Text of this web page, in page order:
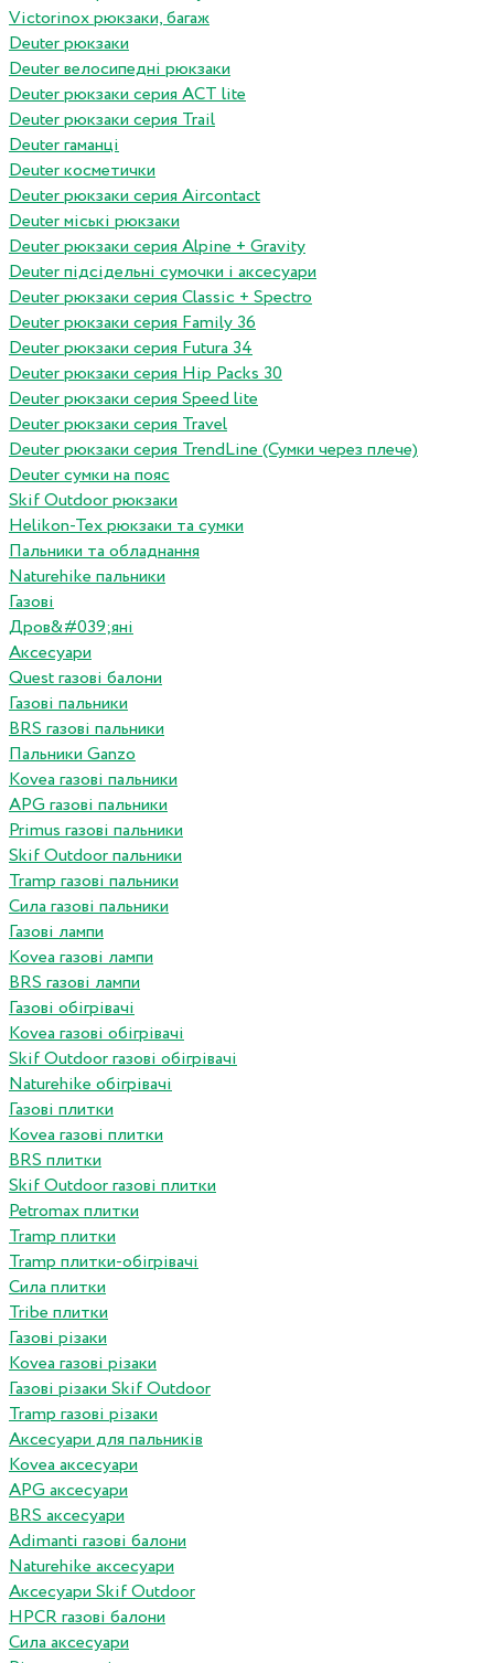
Victorinox рюкзаки, багаж
Deuter рюкзаки
Deuter велосипедні рюкзаки
Deuter рюкзаки серия ACT lite
Deuter рюкзаки серия Trail
Deuter гаманці
Deuter косметички
Deuter рюкзаки серия Aircontact
Deuter міські рюкзаки
Deuter рюкзаки серия Alpine + Gravity
Deuter підсідельні сумочки і аксесуари
Deuter рюкзаки серия Classic + Spectro
Deuter рюкзаки серия Family 36
Deuter рюкзаки серия Futura 34
Deuter рюкзаки серия Hip Packs 30
Deuter рюкзаки серия Speed lite
Deuter рюкзаки серия Travel
Deuter рюкзаки серия TrendLine (Сумки через плече)
Deuter сумки на пояс
Skif Outdoor рюкзаки
Helikon-Tex рюкзаки та сумки
Пальники та обладнання
Naturehike пальники
Газові
Дров&#039;яні
Аксесуари
Quest газові балони
Газові пальники
BRS газові пальники
Пальники Ganzo
Kovea газові пальники
APG газові пальники
Primus газові пальники
Skif Outdoor пальники
Tramp газові пальники
Сила газові пальники
Газові лампи
Kovea газові лампи
BRS газові лампи
Газові обігрівачі
Kovea газові обігрівачі
Skif Outdoor газові обігрівачі
Naturehike обігрівачі
Газові плитки
Kovea газові плитки
BRS плитки
Skif Outdoor газові плитки
Petromax плитки
Tramp плитки
Tramp плитки-обігрівачі
Сила плитки
Tribe плитки
Газові різаки
Kovea газові різаки
Газові різаки Skif Outdoor
Tramp газові різаки
Аксесуари для пальників
Kovea аксесуари
APG аксесуари
BRS аксесуари
Adimanti газові балони
Naturehike аксесуари
Аксесуари Skif Outdoor
HPCR газові балони
Сила аксесуари